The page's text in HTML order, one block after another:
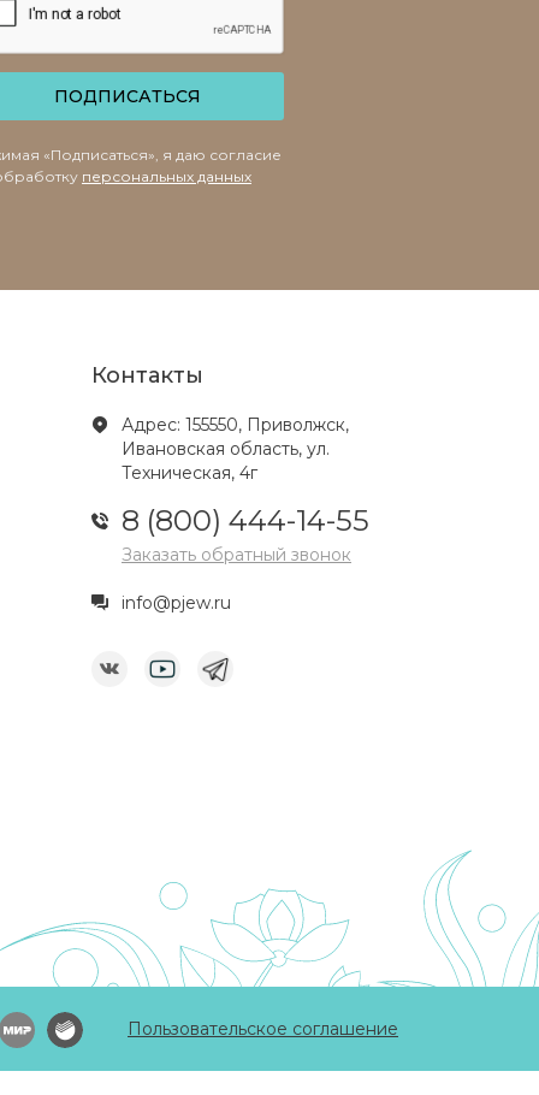
ПОДПИСАТЬСЯ
«Подписаться», я даю согласие
персональных данных
Контакты
Адрес: 155550, Приволжск,
Ивановская область, ул.
Техническая, 4г
8 (800) 444-14-55
Заказать обратный звонок
info@pjew.ru
Пользовательское соглашение